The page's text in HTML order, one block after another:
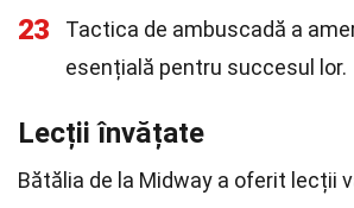
23
Tactica de ambuscadă a
esențială pentru succesul lor.
Lecții învățate
Bătălia de la Midway a oferit lecții